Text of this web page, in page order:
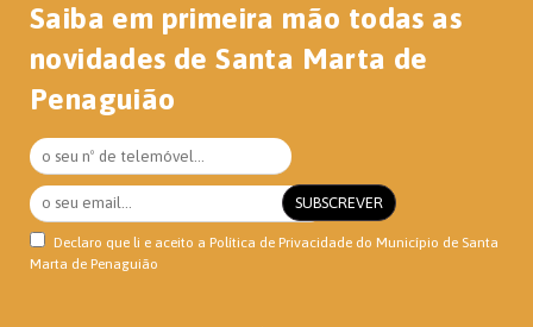
Saiba em primeira mão todas as
novidades de Santa Marta de
Penaguião
Declaro que li e aceito a Política de Privacidade do Município de Santa
Marta de Penaguião